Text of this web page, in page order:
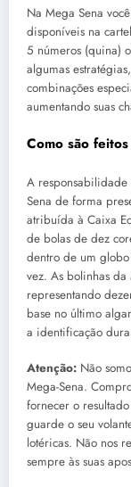
Na Mega Sena
disponíveis na
5 números (quina)
algumas
combinações
aumentando suas
Como são
A
Sena de forma
atribuída à Caixa
de bolas de dez
dentro de um
vez. As bolinhas
representando
base no último
a identificação
Atenção: Não
Mega-Sena.
fornecer o
guarde o seu
lotéricas. Não nos
sempre às suas